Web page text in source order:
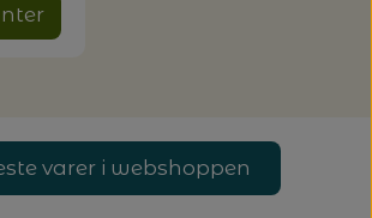
varer i webshoppen